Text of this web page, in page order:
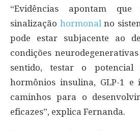
“Evidências apontam
sinalização hormonal no
pode estar subjacente ao
condições
sentido, testar o potencial
hormônios insulina, GLP-1
caminhos para o
eficazes”, explica Fernanda.